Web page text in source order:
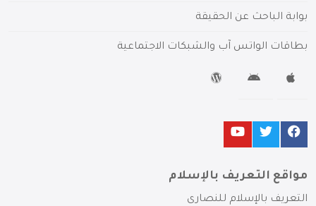
بوابة الباحث عن الحقيقة
بطاقات الواتس آب والشبكات الاجتماعية
مواقع التعريف بالإسلام
التعريف بالإسلام للنصارى